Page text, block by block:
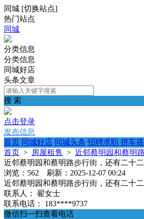
同城 [切换站点]
热门站点
同城
分类信息
分类信息
同城好店
头条文章
搜 索
点击登录
发布信息
首页 同城好店 同城头条 招聘求职 拼车
首页 > 房屋租售 > 近邻蔡明园和蔡明
近邻蔡明园和蔡明路步行街，还有二十
浏览：562 刷新：2025-12-07 00:24
近邻蔡明园和蔡明路步行街，还有二十
联系人：
翟女士
联系电话：
183****9737
微信扫一扫查看电话